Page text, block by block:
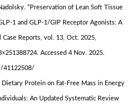
“Preservation of Lean Soft Tissue
1 and GLP-1/GIP Receptor Agonists: A
Case Reports, vol. 13, Oct. 2025,
Accessed 4 Nov. 2025.
41122508/
Protein on Fat-Free Mass in Energy
An Updated Systematic Review